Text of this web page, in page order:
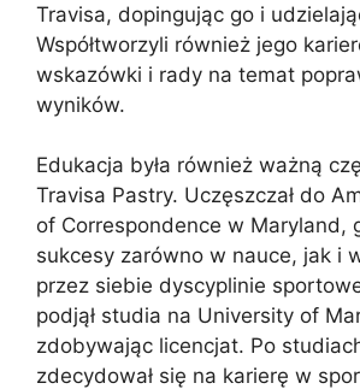
Travisa, dopingując go i
Współtworzyli również jego
wskazówki i rady na temat
wyników.
Edukacja była również ważną
Travisa Pastry. Uczęszczał do
of Correspondence w Maryland,
sukcesy zarówno w nauce, jak i
przez siebie dyscyplinie
podjął studia na University of
zdobywając licencjat. Po
zdecydował się na karierę w